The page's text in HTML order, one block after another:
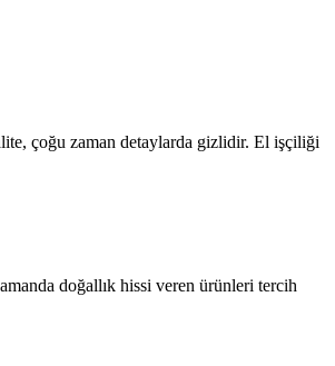
çoğu zaman detaylarda gizlidir. El işçiliği
doğallık hissi veren ürünleri tercih